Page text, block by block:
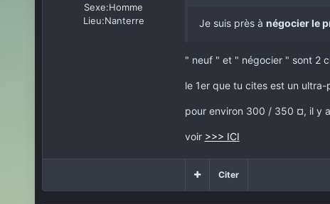
Sexe:Homme
Lieu:Nanterre Je suis près à négocier le
" neuf " et " négocier " sont 2
le 1er que tu cites est un
pour environ 300 / 350 ¤, il y
voir >>> ICI
Citer